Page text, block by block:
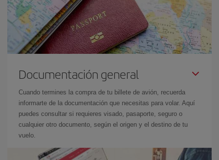
Documentación general
Cuando termines la compra de tu billete de avión, recuerda
informarte de la documentación que necesitas para volar. Aquí
puedes consultar si requieres visado, pasaporte, seguro o
cualquier otro documento, según el origen y el destino de tu
vuelo.